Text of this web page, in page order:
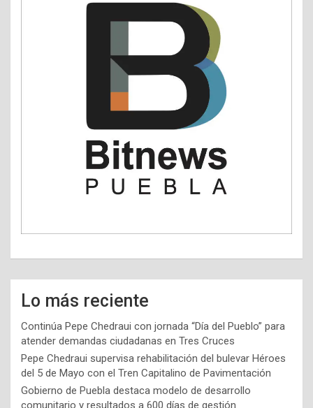
Lo más reciente
Continúa Pepe Chedraui con jornada “Día del Pueblo” para
atender demandas ciudadanas en Tres Cruces
Pepe Chedraui supervisa rehabilitación del bulevar Héroes
del 5 de Mayo con el Tren Capitalino de Pavimentación
Gobierno de Puebla destaca modelo de desarrollo
comunitario y resultados a 600 días de gestión